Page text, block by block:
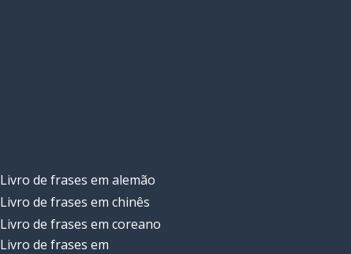
Livro de frases em alemão
Livro de frases em chinês
Livro de frases em coreano
Livro de frases em